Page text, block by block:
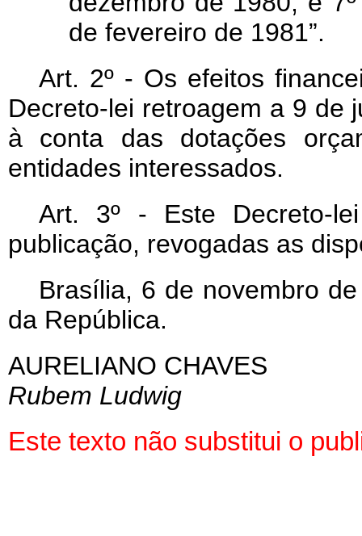
de fevereiro de 1981”.
Art. 2º - Os efeitos
Decreto-lei retroagem a 9 de
à conta das dotações
entidades interessados.
Art. 3º - Este Decreto-
publicação, revogadas as
Brasília, 6 de novembro
da República.
AURELIANO CHAVES
Rubem Ludwig
Este texto não substitui o